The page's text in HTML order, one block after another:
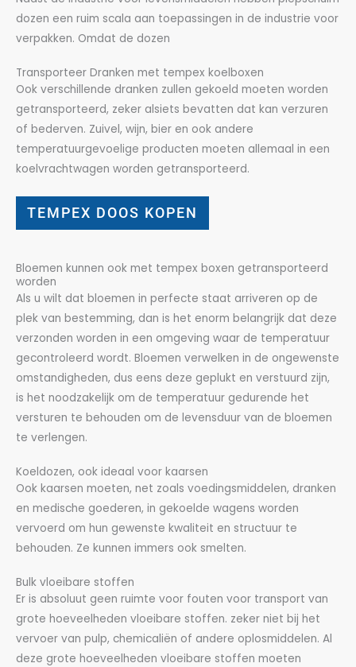
dozen een ruim scala aan toepassingen in de industrie voor
verpakken. Omdat de dozen
Transporteer Dranken met tempex koelboxen
Ook verschillende dranken zullen gekoeld moeten worden
getransporteerd, zeker alsiets bevatten dat kan verzuren
of bederven. Zuivel, wijn, bier en ook andere
temperatuurgevoelige producten moeten allemaal in een
koelvrachtwagen worden getransporteerd.
TEMPEX DOOS KOPEN
Bloemen kunnen ook met tempex boxen getransporteerd
worden
Als u wilt dat bloemen in perfecte staat arriveren op de
plek van bestemming, dan is het enorm belangrijk dat deze
verzonden worden in een omgeving waar de temperatuur
gecontroleerd wordt. Bloemen verwelken in de ongewenste
omstandigheden, dus eens deze geplukt en verstuurd zijn,
is het noodzakelijk om de temperatuur gedurende het
versturen te behouden om de levensduur van de bloemen
te verlengen.
Koeldozen, ook ideaal voor kaarsen
Ook kaarsen moeten, net zoals voedingsmiddelen, dranken
en medische goederen, in gekoelde wagens worden
vervoerd om hun gewenste kwaliteit en structuur te
behouden. Ze kunnen immers ook smelten.
Bulk vloeibare stoffen
Er is absoluut geen ruimte voor fouten voor transport van
grote hoeveelheden vloeibare stoffen. zeker niet bij het
vervoer van pulp, chemicaliën of andere oplosmiddelen. Al
deze grote hoeveelheden vloeibare stoffen moeten